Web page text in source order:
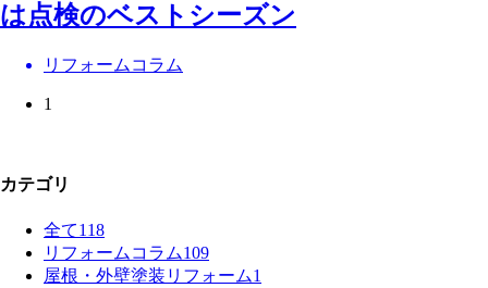
は点検のベストシーズン
リフォームコラム
1
カテゴリ
全て118
リフォームコラム109
屋根・外壁塗装リフォーム1